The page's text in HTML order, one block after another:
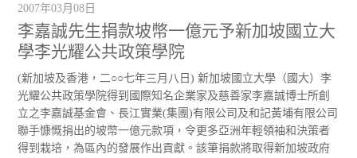
2007年03月08日
李嘉誠先生捐款坡幣一億元予新加坡國立大
學李光耀公共政策學院
(新加坡及香港，二○○七年三月八日) 新加坡國立大學（國大）李
光耀公共政策學院得到國際知名企業家及慈善家李嘉誠博士所創
立之李嘉誠基金會、長江實業(集團)有限公司及和記黃埔有限公司
聯手慷慨捐出的坡幣一億元款項，令更多亞洲年輕領袖和決策者
得到栽培，為區內的發展作出貢獻。該筆捐款將取得新加坡政府